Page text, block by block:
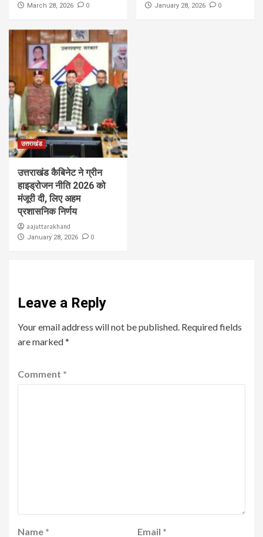
March 28, 2026 0 January 28, 2026 0
उत्तराखंड
उत्तराखंड कैबिनेट ने ग्रीन
हाइड्रोजन नीति 2026 को
मंजूरी दी, लिए अहम
प्रशासनिक निर्णय
aajuttarakhand
January 28, 2026 0
Leave a Reply
Your email address will not be published. Required fields
are marked*
Comment *
Name * Email *